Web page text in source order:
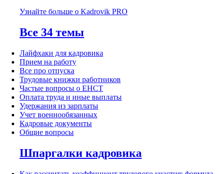
Узнайте больше о Kadrovik PRO
Все 34 темы
Лайфхаки для кадровика
Прием на работу
Все про отпуска
Трудовые книжки работников
Частые вопросы о ЕНСТ
Оплата труда и иные выплаты
Удержания из зарплаты
Учет военнообязанных
Кадровые документы
Общие вопросы
Шпаргалки кадровика